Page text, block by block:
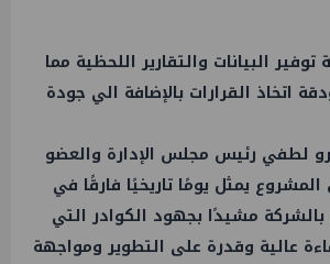
البيانات والتقارير اللحظية مما
اتخاذ القرارات بالإضافة الي جودة
لطفي رئيس مجلس الإدارة والعضو
يمثل يومًا تاريخيًا فارقًا في
بالشركة مشيدًا بجهود الكوادر التي
عالية وقدرة على التطوير ومواجهة